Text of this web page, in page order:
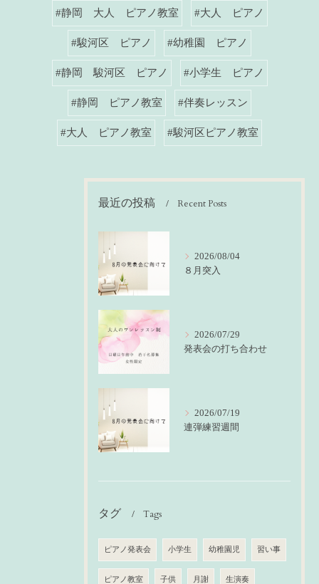
#静岡 大人 ピアノ教室 #大人 ピアノ
#駿河区 ピアノ #幼稚園 ピアノ
#静岡 駿河区 ピアノ #小学生 ピアノ
#静岡 ピアノ教室 #伴奏レッスン
#大人 ピアノ教室 #駿河区ピアノ教室
最近の投稿 Recent Posts
2026/08/04
８月突入
2026/07/29
発表会の打ち合わせ
2026/07/19
連弾練習週間
タグ Tags
ピアノ発表会 小学生 幼稚園児 習い事
ピアノ教室 子供 月謝 生演奏